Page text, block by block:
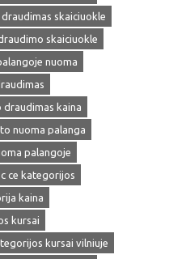
skaiciuokle
skaiciuokle
nuoma
draudimas kaina
nuoma palanga
palangoje
c ce kategorijos
kaina
kursai
kursai vilniuje